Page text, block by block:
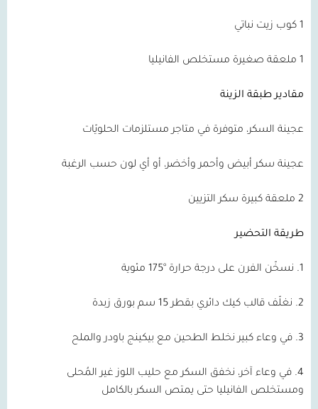
1 كوب زيت نباتي
1 ملعقة صغيرة مستخلص الفانيليا
مقادير طبقة الزينة
عجينة السكر، متوفرة في متاجر مستلزمات الحلويّات
عجينة سكر أبيض وأحمر وأخضر، أو أي لون حسب الرغبة
2 ملعقة كبيرة سكر التزيين
طريقة التحضير
1. نسخّن الفرن على درجة حرارة °175 مئوية
2. نغلّف قالب كيك دائري بقطر 15 سم بورق زبدة
3. في وعاء كبير نخلط الطحين مع بيكينج باودر والملح
4. في وعاء آخر، نخفق السكر مع حليب اللوز غير المُحلى
ومستخلص الفانيليا حتى يمتص السكر بالكامل